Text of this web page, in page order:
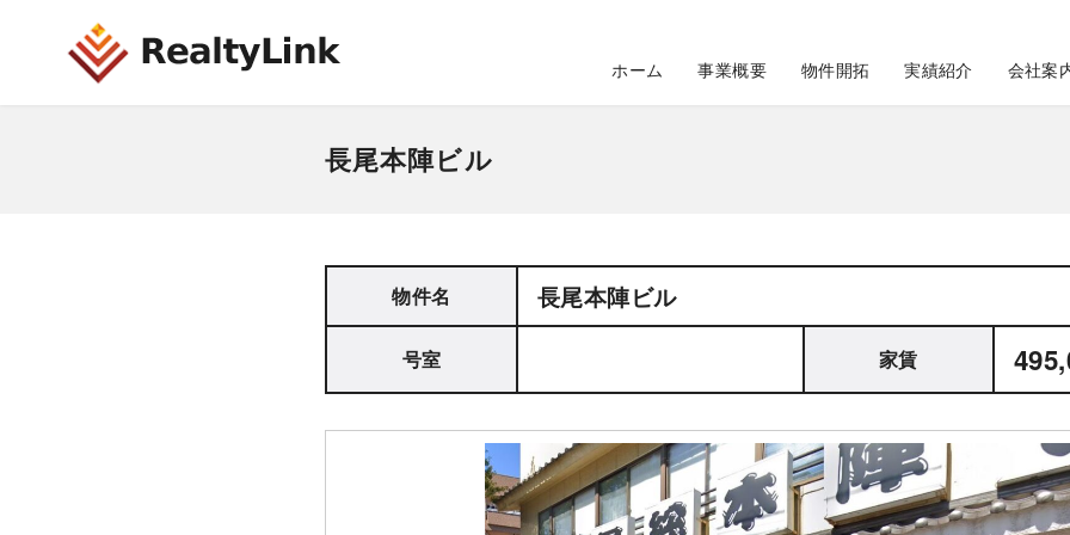
ホーム 事業概要 物件開拓 実績紹介 会社案
長尾本陣ビル
物件名 長尾本陣ビル
号室 家賃